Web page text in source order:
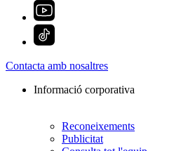
Contacta amb nosaltres
Informació corporativa
Reconeixements
Publicitat